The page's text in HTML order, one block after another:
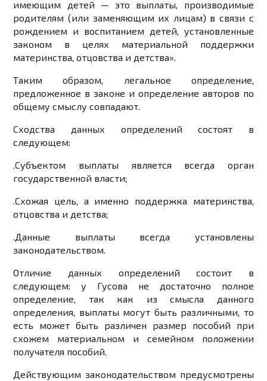
имеющим детей — это выплаты, производимые
родителям (или заменяющим их лицам) в связи с
рождением и воспитанием детей, установленные
законом в целях материальной поддержки
материнства, отцовства и детства».
Таким образом, легальное определение,
предложенное в законе и определение авторов по
общему смыслу совпадают.
Сходства данных определений состоят в
следующем:
.Субъектом выплаты является всегда орган
государственной власти;
.Схожая цель, а именно поддержка материнства,
отцовства и детства;
.Данные выплаты всегда установлены
законодательством.
Отличие данных определений состоит в
следующем: у Гусова не достаточно полное
определение, так как из смысла данного
определения, выплаты могут быть различными, то
есть может быть различен размер пособий при
схожем материальном и семейном положении
получателя пособий.
Действующим законодательством предусмотрены